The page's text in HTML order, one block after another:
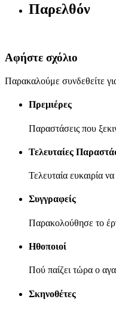
Παρελθόν
Αφήστε σχόλιο
Παρακαλούμε συνδεθείτε
Πρεμιέρες
Παραστάσεις που
Τελευταίες
Τελευταία ευκαιρία
Συγγραφείς
Παρακολούθησε το
Ηθοποιοί
Πού παίζει τώρα ο
Σκηνοθέτες